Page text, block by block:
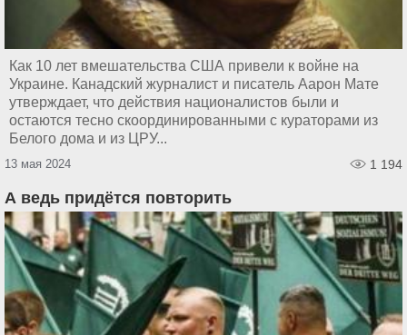
Как 10 лет вмешательства США привели к войне на
Украине. Канадский журналист и писатель Аарон Мате
утверждает, что действия националистов были и
остаются тесно скоординированными с кураторами из
Белого дома и из ЦРУ...
13 мая 2024 1 194
А ведь придётся повторить